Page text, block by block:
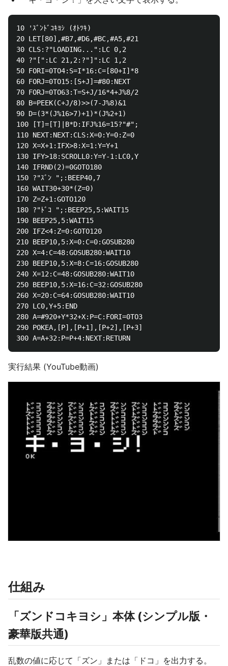
10 'ｽﾞﾝﾄﾞｺｷﾖｼ (ｵﾄﾂｷ)
20 LET[80],#B7,#D6,#BC,#A5,#21
30 CLS:?"LOADING...":LC 0,2
40 ?"[":LC 21,2:?"]":LC 1,2
50 FORI=0TO4:S=I*16:C=[80+I]*8
60 FORJ=0TO15:[S+J]=#80:NEXT
70 FORJ=0TO63:T=S+J/16*4+J%8/2
80 B=PEEK(C+J/8)>>(7-J%8)&1
90 D=(3*(J%16>7)+1)*(J%2+1)
100 [T]=[T]|B*D:IFJ%16=15?"#";
110 NEXT:NEXT:CLS:X=0:Y=0:Z=0
120 X=X+1:IFX>8:X=1:Y=Y+1
130 IFY>18:SCROLL0:Y=Y-1:LC0,Y
140 IFRND(2)=0GOTO180
150 ?"ｽﾞﾝ ";:BEEP40,7
160 WAIT30+30*(Z=0)
170 Z=Z+1:GOTO120
180 ?"ﾄﾞｺ ";:BEEP25,5:WAIT15
190 BEEP25,5:WAIT15
200 IFZ<4:Z=0:GOTO120
210 BEEP10,5:X=0:C=0:GOSUB280
220 X=4:C=48:GOSUB280:WAIT10
230 BEEP10,5:X=8:C=16:GOSUB280
240 X=12:C=48:GOSUB280:WAIT10
250 BEEP10,5:X=16:C=32:GOSUB280
260 X=20:C=64:GOSUB280:WAIT10
270 LC0,Y+5:END
280 A=#920+Y*32+X:P=C:FORI=0TO3
290 POKEA,[P],[P+1],[P+2],[P+3]
実行結果 (YouTube動画)
仕組み
「ズンドコキヨシ」本体 (シンプル版・
豪華版共通)
乱数の値に応じて「ズン」または「ドコ」を出力する。